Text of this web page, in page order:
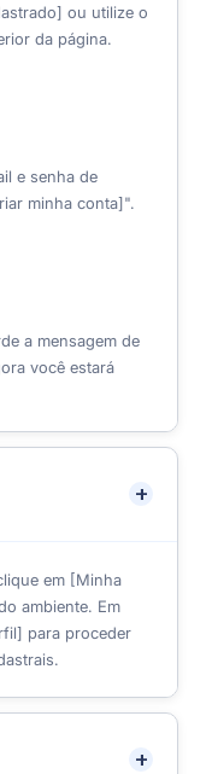
ou utilize o
da página.
e senha de
minha conta]".
a mensagem de
você estará
em [Minha
ambiente. Em
para proceder